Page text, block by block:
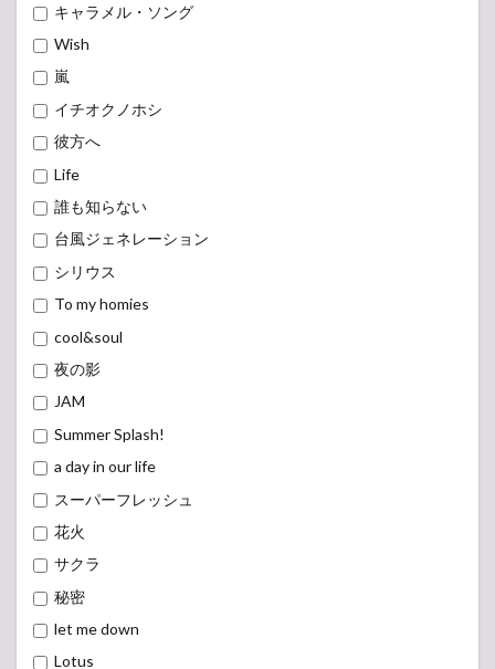
キャラメル・ソング
Wish
嵐
イチオクノホシ
彼方へ
Life
誰も知らない
台風ジェネレーション
シリウス
To my homies
cool&soul
夜の影
JAM
Summer Splash!
a day in our life
スーパーフレッシュ
花火
サクラ
秘密
let me down
Lotus